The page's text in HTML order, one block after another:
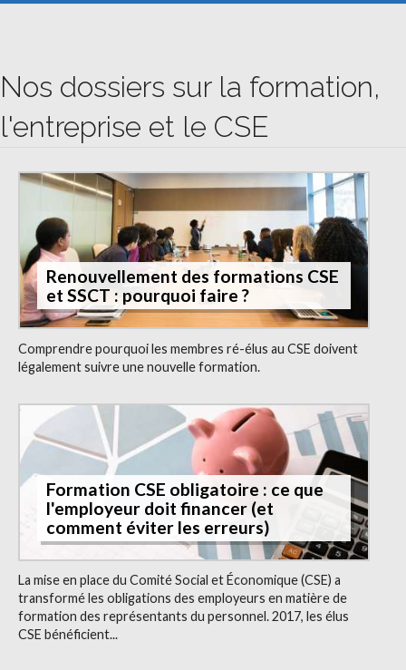
Nos dossiers sur la formation,
l'entreprise et le CSE
Renouvellement des formations CSE
et SSCT : pourquoi faire ?
Comprendre pourquoi les membres ré-élus au CSE doivent
légalement suivre une nouvelle formation.
Formation CSE obligatoire : ce que
l'employeur doit financer (et
comment éviter les erreurs)
La mise en place du Comité Social et Économique (CSE) a
transformé les obligations des employeurs en matière de
formation des représentants du personnel. 2017, les élus
CSE bénéficient...